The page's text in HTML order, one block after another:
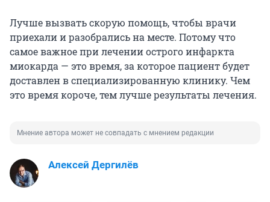
Лучше вызвать скорую помощь, чтобы врачи
приехали и разобрались на месте. Потому что
самое важное при лечении острого инфаркта
миокарда — это время, за которое пациент будет
доставлен в специализированную клинику. Чем
это время короче, тем лучше результаты лечения.
Мнение автора может не совпадать с мнением редакции
Алексей Дергилёв